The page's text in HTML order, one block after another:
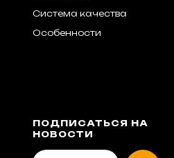
Система качества
Особенности
ПОДПИСАТЬСЯ НА
НОВОСТИ